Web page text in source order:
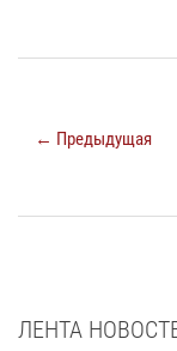
← Предыдущая
ЛЕНТА